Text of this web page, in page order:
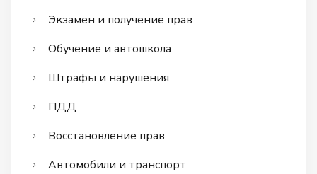
Экзамен и получение прав
Обучение и автошкола
Штрафы и нарушения
ПДД
Восстановление прав
Автомобили и транспорт